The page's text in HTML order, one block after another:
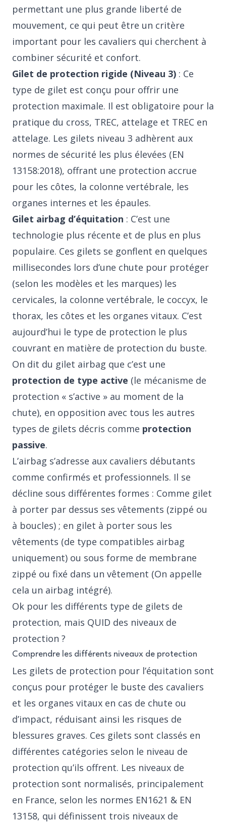
permettant une plus grande liberté de
mouvement, ce qui peut être un critère
important pour les cavaliers qui cherchent à
combiner sécurité et confort.
Gilet de protection rigide (Niveau 3) : Ce
type de gilet est conçu pour offrir une
protection maximale. Il est obligatoire pour la
pratique du cross, TREC, attelage et TREC en
attelage. Les gilets niveau 3 adhèrent aux
normes de sécurité les plus élevées (EN
13158:2018), offrant une protection accrue
pour les côtes, la colonne vertébrale, les
organes internes et les épaules.
Gilet airbag d’équitation : C’est une
technologie plus récente et de plus en plus
populaire. Ces gilets se gonflent en quelques
millisecondes lors d’une chute pour protéger
(selon les modèles et les marques) les
cervicales, la colonne vertébrale, le coccyx, le
thorax, les côtes et les organes vitaux. C’est
aujourd’hui le type de protection le plus
couvrant en matière de protection du buste.
On dit du gilet airbag que c’est une
protection de type active (le mécanisme de
protection « s’active » au moment de la
chute), en opposition avec tous les autres
types de gilets décris comme protection
passive.
L’airbag s’adresse aux cavaliers débutants
comme confirmés et professionnels. Il se
décline sous différentes formes : Comme gilet
à porter par dessus ses vêtements (zippé ou
à boucles) ; en gilet à porter sous les
vêtements (de type compatibles airbag
uniquement) ou sous forme de membrane
zippé ou fixé dans un vêtement (On appelle
cela un airbag intégré).
Ok pour les différents type de gilets de
protection, mais QUID des niveaux de
protection ?
Comprendre les différents niveaux de protection
Les gilets de protection pour l’équitation sont
conçus pour protéger le buste des cavaliers
et les organes vitaux en cas de chute ou
d’impact, réduisant ainsi les risques de
blessures graves. Ces gilets sont classés en
différentes catégories selon le niveau de
protection qu’ils offrent. Les niveaux de
protection sont normalisés, principalement
en France, selon les normes EN1621 & EN
13158, qui définissent trois niveaux de